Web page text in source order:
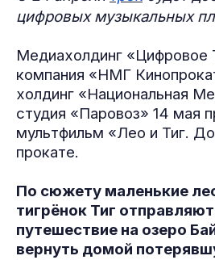
цифровых музыкальных
Медиахолдинг «Цифровое
компания «НМГ
холдинг «Национальная
студия «Паровоз» 14 мая
мультфильм «Лео и Тиг.
прокате.
По сюжету маленькие
тигрёнок Тиг
путешествие на озеро
вернуть домой